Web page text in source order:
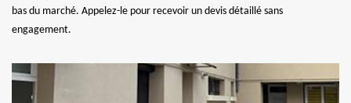
bas du marché. Appelez-le pour recevoir un devis détaillé sans
engagement.